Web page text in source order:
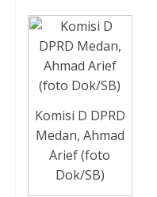
Komisi D DPRD
Medan, Ahmad
Arief (foto
Dok/SB)